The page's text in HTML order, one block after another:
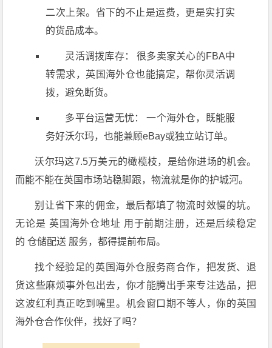
二次上架。省下的不止是运费，更是实打实
的货品成本。
灵活调拨库存： 很多卖家关心的FBA中
转需求，英国海外仓也能搞定，帮你灵活调
拨，避免断货。
多平台运营无忧： 一个海外仓，既能服
务好沃尔玛，也能兼顾eBay或独立站订单。
沃尔玛这7.5万美元的橄榄枝，是给你进场的机会。
而能不能在英国市场站稳脚跟，物流就是你的护城河。
别让省下来的佣金，最后都填了物流时效慢的坑。
无论是 英国海外仓地址 用于前期注册，还是后续稳定
的 仓储配送 服务，都得提前布局。
找个经验足的英国海外仓服务商合作，把发货、退
货这些麻烦事外包出去，你才能腾出手来专注选品，把
这波红利真正吃到嘴里。机会窗口期不等人，你的英国
海外仓合作伙伴，找好了吗？